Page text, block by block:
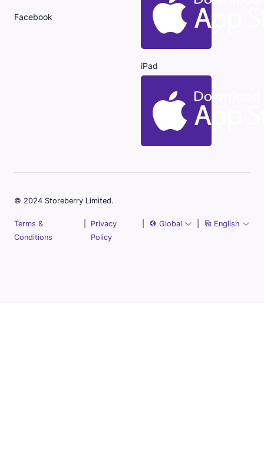
Facebook
iPad
© 2024 Storeberry Limited.
Terms &
Conditions
Privacy
Policy
Global English